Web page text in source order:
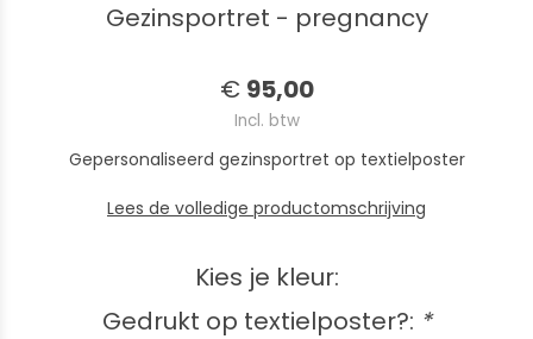
Gezinsportret - pregnancy
€ 95,00
Incl. btw
Gepersonaliseerd gezinsportret op textielposter
Lees de volledige productomschrijving
Kies je kleur:
Gedrukt op textielposter?: *